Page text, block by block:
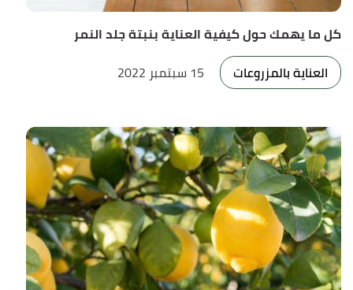
كل ما يهمك حول كيفية العناية بنبتة جلد النمر
العناية بالمزروعات
15 سبتمبر 2022